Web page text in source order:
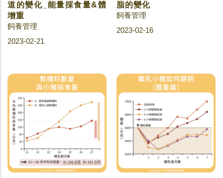
道的變化_能量採食量&體
增重
飼養管理
2023-02-21
脂的變化
飼養管理
2023-02-16